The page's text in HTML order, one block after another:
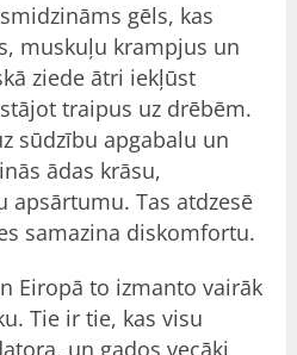
gēls, kas
muskuļu krampjus un
ziede ātri iekļūst
traipus uz drēbēm.
sūdzību apgabalu un
ādas krāsu,
apsārtumu. Tas atdzesē
samazina diskomfortu.
Eiropā to izmanto vairāk
Tie ir tie, kas visu
un gados vecāki